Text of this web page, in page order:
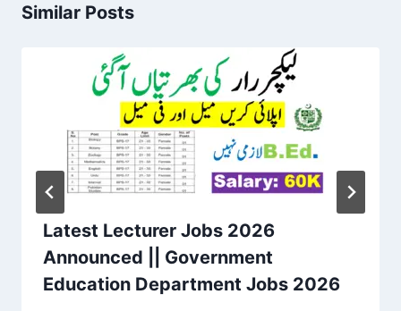
Similar Posts
Latest Lecturer Jobs 2026
Announced || Government
Education Department Jobs 2026